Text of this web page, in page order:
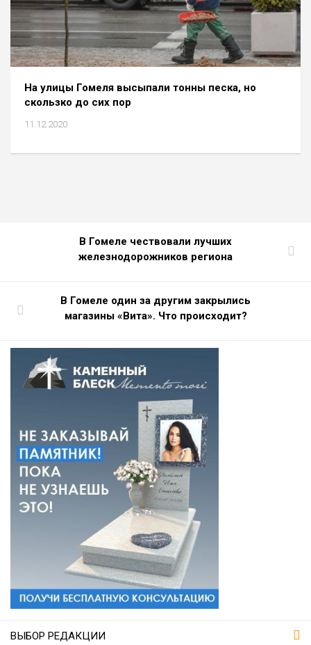
На улицы Гомеля высыпали тонны песка, но
скользко до сих пор
11.12.2020
В Гомеле чествовали лучших
железнодорожников региона
В Гомеле один за другим закрылись
магазины «Вита». Что происходит?
ВЫБОР РЕДАКЦИИ